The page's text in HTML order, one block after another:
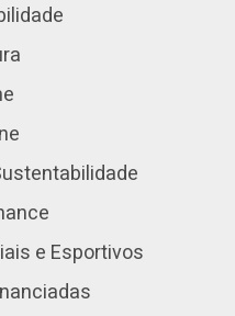
e Esportivos